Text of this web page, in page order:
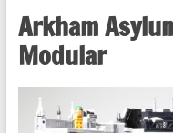
Arkham
Modular